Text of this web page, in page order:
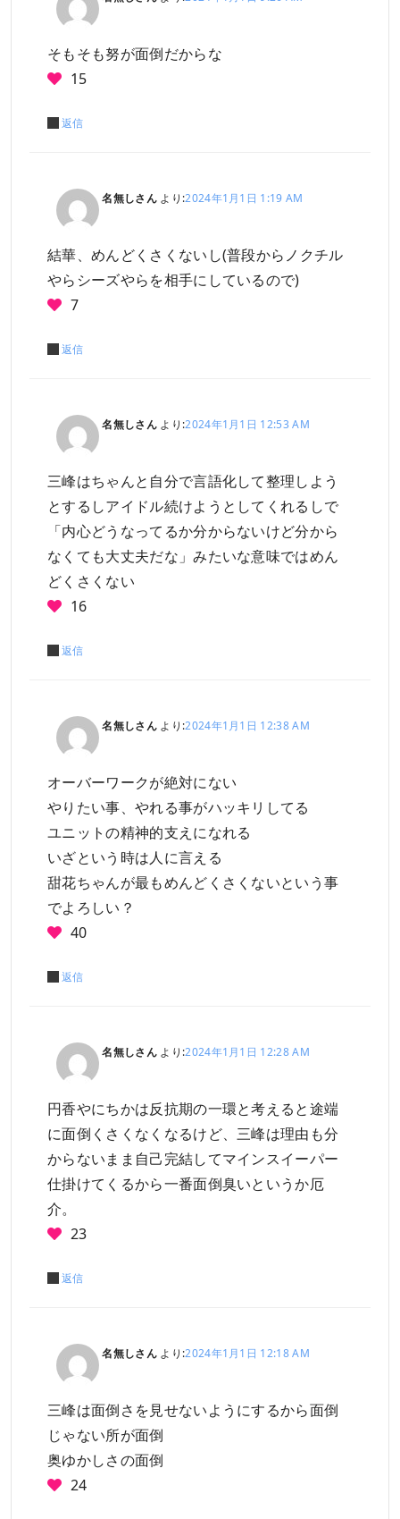
そもそも努が面倒だからな
15
返信
名無しさん より:2024年1月1日 1:19 AM
結華、めんどくさくないし(普段からノクチル
やらシーズやらを相手にしているので)
7
返信
名無しさん より:2024年1月1日 12:53 AM
三峰はちゃんと自分で言語化して整理しよう
とするしアイドル続けようとしてくれるしで
「内心どうなってるか分からないけど分から
なくても大丈夫だな」みたいな意味ではめん
どくさくない
16
返信
名無しさん より:2024年1月1日 12:38 AM
オーバーワークが絶対にない
やりたい事、やれる事がハッキリしてる
ユニットの精神的支えになれる
いざという時は人に言える
甜花ちゃんが最もめんどくさくないという事
でよろしい？
40
返信
名無しさん より:2024年1月1日 12:28 AM
円香やにちかは反抗期の一環と考えると途端
に面倒くさくなくなるけど、三峰は理由も分
からないまま自己完結してマインスイーパー
仕掛けてくるから一番面倒臭いというか厄
介。
23
返信
名無しさん より:2024年1月1日 12:18 AM
三峰は面倒さを見せないようにするから面倒
じゃない所が面倒
奥ゆかしさの面倒
24